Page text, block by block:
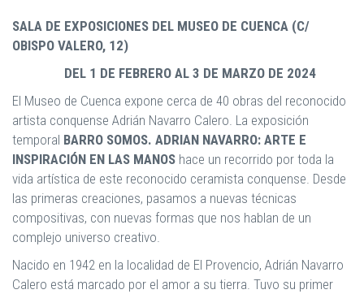
SALA DE EXPOSICIONES DEL MUSEO DE CUENCA (C/
OBISPO VALERO, 12)
DEL 1 DE FEBRERO AL 3 DE MARZO DE 2024
El Museo de Cuenca expone cerca de 40 obras del reconocido
artista conquense Adrián Navarro Calero. La exposición
temporal BARRO SOMOS. ADRIAN NAVARRO: ARTE E
INSPIRACIÓN EN LAS MANOS hace un recorrido por toda la
vida artística de este reconocido ceramista conquense. Desde
las primeras creaciones, pasamos a nuevas técnicas
compositivas, con nuevas formas que nos hablan de un
complejo universo creativo.
Nacido en 1942 en la localidad de El Provencio, Adrián Navarro
Calero está marcado por el amor a su tierra. Tuvo su primer